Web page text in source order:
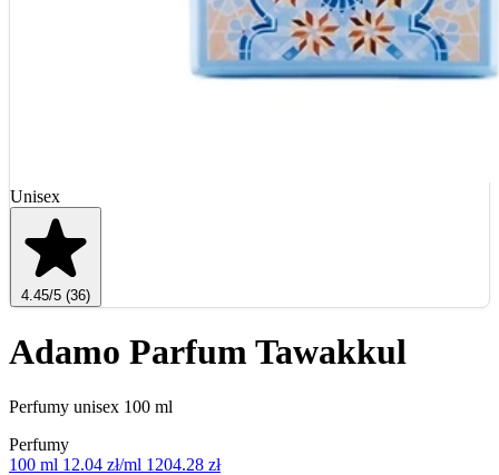
Unisex
4.45/5 (36)
Adamo Parfum Tawakkul
Perfumy unisex 100 ml
Perfumy
100 ml 12.04 zł/ml 1204.28 zł